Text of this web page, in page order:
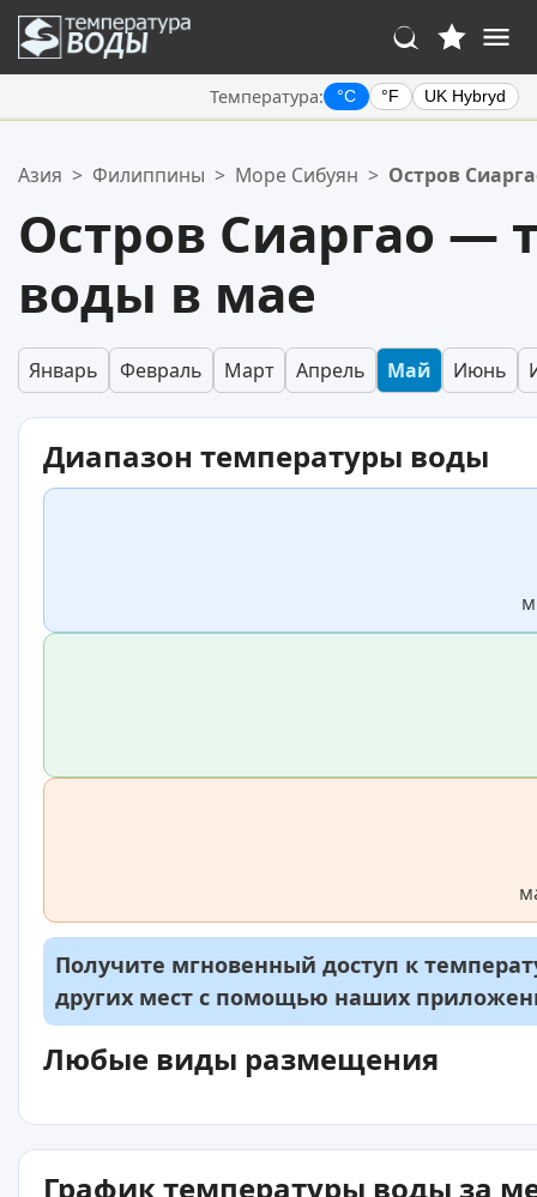
Температура: °C °F UK Hybryd
Ваш список избранного пуст.
Азия > Филиппины > Море Сибуян > Остров
Остров Сиаргао —
воды в мае
Январь Февраль Март Апрель Май Июнь
Диапазон температуры воды
Получите мгновенный доступ к
других мест с помощью наших
Любые виды размещения
График температуры воды за